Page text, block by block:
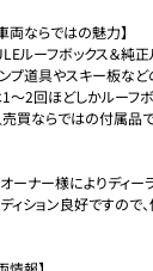
両ならではの魅力】
ルーフボックス＆純
プ道具やスキー板な
〜2回ほどしかルーフ
買ならではの付属品
ーナー様によりディー
ィション良好ですので